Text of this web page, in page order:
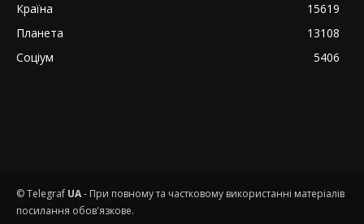
Країна
15619
Планета
13108
Соціум
5406
© Telegraf UA- При повному та частковому використанні матеріалів
посилання обов'язкове.